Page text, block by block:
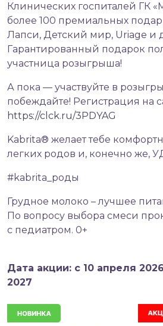
Клинических госпиталей ГК
более 100 премиальных
Лапси, Детский мир, Uriage и
Гарантированный подарок
участница розыгрыша!
А пока — участвуйте в
побеждайте! Регистрация на
https://clck.ru/3PDYAG
Kabrita® желает тебе
легких родов и, конечно же,
#kabrita_роды
Грудное молоко – лучшее
По вопросу выбора смеси
с педиатром. 0+
Дата акции: с 10 апреля
2027